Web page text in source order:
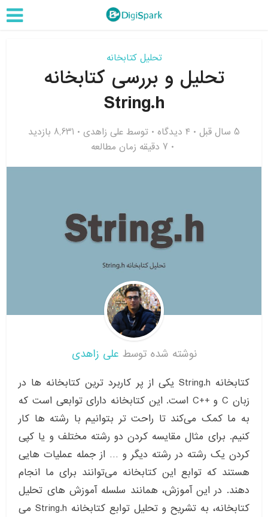
تحلیل کتابخانه
تحلیل و بررسی کتابخانه
String.h
5 سال قبل ۴ دیدگاه توسط علی زاهدی
8,631 بازدید
7 دقیقه زمان مطالعه
نوشته شده توسط علی زاهدی
کتابخانه String.h یکی از پر کاربرد ترین کتابخانه ها در
زبان C و ++C است. این کتابخانه دارای توابعی است که
به ما کمک می‌کند تا راحت تر بتوانیم با رشته ها کار
کنیم. برای مثال مقایسه کردن دو رشته مختلف و یا کپی
کردن یک رشته در رشته دیگر و … از جمله عملیات هایی
هستند که توابع این کتابخانه می‌توانند برای ما انجام
دهند. در این آموزش، همانند سلسله آموزش های تحلیل
کتابخانه، به تشریح و تحلیل توابع کتابخانه String.h می